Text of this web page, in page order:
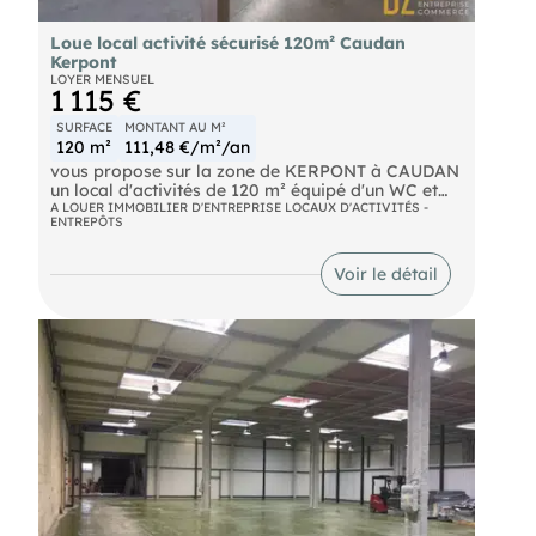
Loue local activité sécurisé 120m² Caudan
Kerpont
LOYER MENSUEL
1 115 €
SURFACE
120 m²
MONTANT AU M²
111,48 €/m²/an
vous propose sur la zone de KERPONT à CAUDAN
un local d'activités de 120 m² équipé d'un WC et
d'un lave main. Une porte sectionnelle et une porte
de service. Ce local se trouve au sein d'un village
entreprise entièrement cloturé et sécurisé. 2 places
de stationnement privatif. Ref 7889
A LOUER IMMOBILIER D'ENTREPRISE LOCAUX D'ACTIVITÉS -
ENTREPÔTS
Voir le détail